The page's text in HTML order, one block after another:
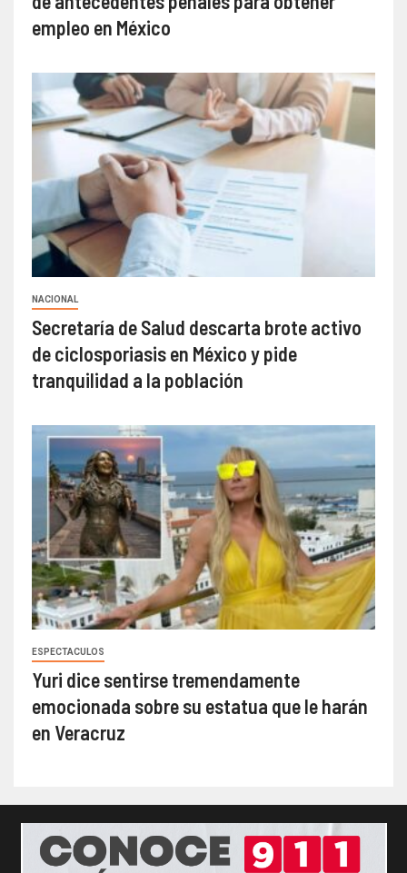
empleo en México
NACIONAL
Secretaría de Salud descarta brote activo
de ciclosporiasis en México y pide
tranquilidad a la población
ESPECTACULOS
Yuri dice sentirse tremendamente
emocionada sobre su estatua que le harán
en Veracruz